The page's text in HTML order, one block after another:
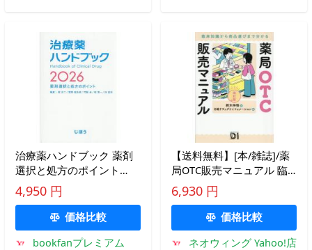
治療薬ハンドブック 薬剤
選択と処方のポイント
2026/堀正二
4,950 円
価格比較
bookfanプレミアム
【送料無料】[本/雑誌]/薬
局OTC販売マニュアル 臨
床知識から商品選びまで分
かる/鈴木伸悟/著 日経ドラ
ッグインフォメーション/
編
6,930 円
価格比較
ネオウィング Yahoo!店